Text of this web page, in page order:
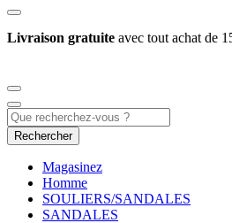
Livraison gratuite avec tout achat de
Rechercher
Magasinez
Homme
SOULIERS/SANDALES
SANDALES